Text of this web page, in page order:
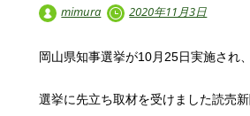
mimura 2020年11月3日
岡山県知事選挙が10月25日実施され
選挙に先立ち取材を受けました読売